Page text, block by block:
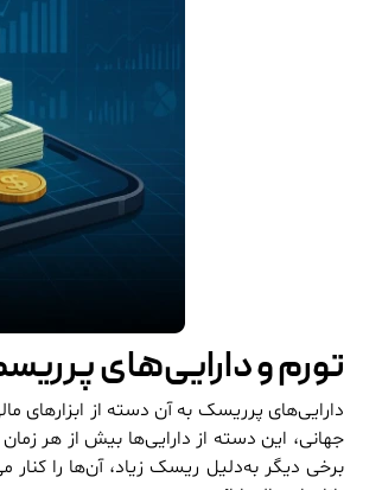
تورم و دارایی‌های
دارایی‌های پرریسک به آن دسته از ابزارهای
جهانی، این دسته از دارایی‌ها بیش از هر زمان
برخی دیگر به‌دلیل ریسک زیاد، آن‌ها را